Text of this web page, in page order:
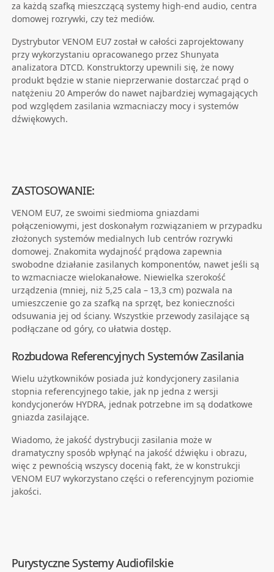
za każdą szafką mieszczącą systemy high-end audio, centra
domowej rozrywki, czy też mediów.
Dystrybutor VENOM EU7 został w całości zaprojektowany
przy wykorzystaniu opracowanego przez Shunyata
analizatora DTCD. Konstruktorzy upewnili się, że nowy
produkt będzie w stanie nieprzerwanie dostarczać prąd o
natężeniu 20 Amperów do nawet najbardziej wymagających
pod względem zasilania wzmacniaczy mocy i systemów
dźwiękowych.
ZASTOSOWANIE:
VENOM EU7, ze swoimi siedmioma gniazdami
połączeniowymi, jest doskonałym rozwiązaniem w przypadku
złożonych systemów medialnych lub centrów rozrywki
domowej. Znakomita wydajność prądowa zapewnia
swobodne działanie zasilanych komponentów, nawet jeśli są
to wzmacniacze wielokanałowe. Niewielka szerokość
urządzenia (mniej, niż 5,25 cala – 13,3 cm) pozwala na
umieszczenie go za szafką na sprzęt, bez konieczności
odsuwania jej od ściany. Wszystkie przewody zasilające są
podłączane od góry, co ułatwia dostęp.
Rozbudowa Referencyjnych Systemów Zasilania
Wielu użytkowników posiada już kondycjonery zasilania
stopnia referencyjnego takie, jak np jedna z wersji
kondycjonerów HYDRA, jednak potrzebne im są dodatkowe
gniazda zasilające.
Wiadomo, że jakość dystrybucji zasilania może w
dramatyczny sposób wpłynąć na jakość dźwięku i obrazu,
więc z pewnością wszyscy docenią fakt, że w konstrukcji
VENOM EU7 wykorzystano części o referencyjnym poziomie
jakości.
Purystyczne Systemy Audiofilskie